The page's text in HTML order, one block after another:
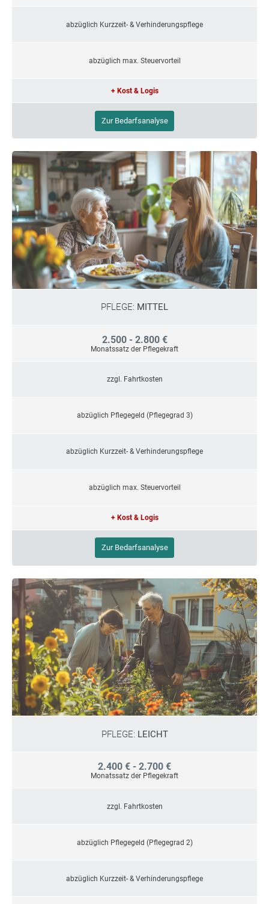
abzüglich Kurzzeit- & Verhinderungspflege
abzüglich max. Steuervorteil
+ Kost & Logis
Zur Bedarfsanalyse
PFLEGE: MITTEL
2.500 - 2.800 €
Monatssatz der Pflegekraft
zzgl. Fahrtkosten
abzüglich Pflegegeld (Pflegegrad 3)
abzüglich Kurzzeit- & Verhinderungspflege
abzüglich max. Steuervorteil
+ Kost & Logis
Zur Bedarfsanalyse
PFLEGE: LEICHT
2.400 € - 2.700 €
Monatssatz der Pflegekraft
zzgl. Fahrtkosten
abzüglich Pflegegeld (Pflegegrad 2)
abzüglich Kurzzeit- & Verhinderungspflege